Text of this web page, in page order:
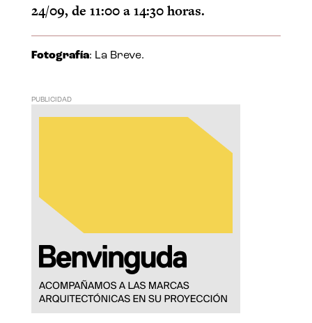
24/09, de 11:00 a 14:30 horas.
Fotografía: La Breve.
PUBLICIDAD